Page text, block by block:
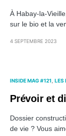
À Habay-la-
sur le bio et la
4 SEPTEMBRE 2023
INSIDE MAG #121 LES
Prévoir et
Dossier
de vie ? Vous